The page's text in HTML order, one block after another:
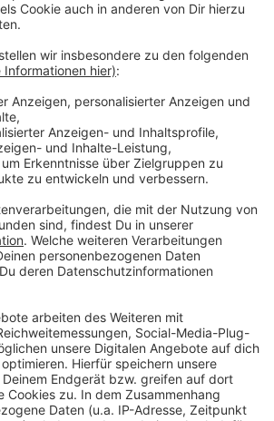
Links zum Thema:
zur Verletzung von Ao